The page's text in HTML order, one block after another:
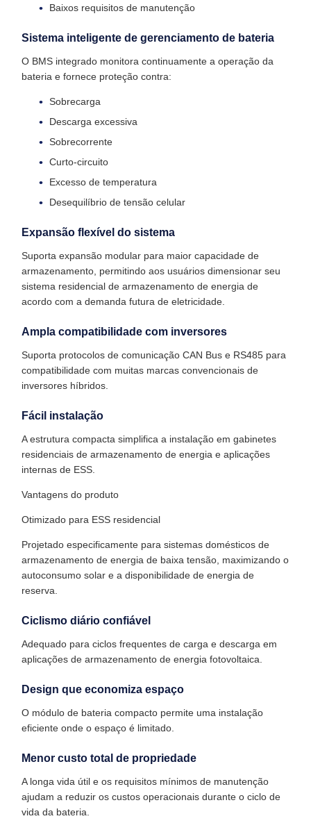
Baixos requisitos de manutenção
Sistema inteligente de gerenciamento de bateria
O BMS integrado monitora continuamente a operação da
bateria e fornece proteção contra:
Sobrecarga
Descarga excessiva
Sobrecorrente
Curto-circuito
Excesso de temperatura
Desequilíbrio de tensão celular
Expansão flexível do sistema
Suporta expansão modular para maior capacidade de
armazenamento, permitindo aos usuários dimensionar seu
sistema residencial de armazenamento de energia de
acordo com a demanda futura de eletricidade.
Ampla compatibilidade com inversores
Suporta protocolos de comunicação CAN Bus e RS485 para
compatibilidade com muitas marcas convencionais de
inversores híbridos.
Fácil instalação
A estrutura compacta simplifica a instalação em gabinetes
residenciais de armazenamento de energia e aplicações
internas de ESS.
Vantagens do produto
Otimizado para ESS residencial
Projetado especificamente para sistemas domésticos de
armazenamento de energia de baixa tensão, maximizando o
autoconsumo solar e a disponibilidade de energia de
reserva.
Ciclismo diário confiável
Adequado para ciclos frequentes de carga e descarga em
aplicações de armazenamento de energia fotovoltaica.
Design que economiza espaço
O módulo de bateria compacto permite uma instalação
eficiente onde o espaço é limitado.
Menor custo total de propriedade
A longa vida útil e os requisitos mínimos de manutenção
ajudam a reduzir os custos operacionais durante o ciclo de
vida da bateria.